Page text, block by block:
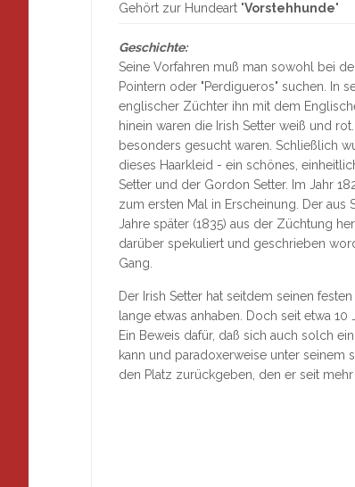
Gehört zur Hundeart "Vorstehhunde"
Geschichte:
Seine Vorfahren muß man sowohl bei
Pointern oder "Perdigueros" suchen. In
englischer Züchter ihn mit dem
hinein waren die Irish Setter weiß und
besonders gesucht waren. Schließlich
dieses Haarkleid - ein schönes,
Setter und der Gordon Setter. Im Jahr
zum ersten Mal in Erscheinung. Der
Jahre später (1835) aus der Züchtung
darüber spekuliert und geschrieben
Gang.
Der Irish Setter hat seitdem seinen
lange etwas anhaben. Doch seit etwa
Ein Beweis dafür, daß sich auch solch
kann und paradoxerweise unter seinem
den Platz zurückgeben, den er seit